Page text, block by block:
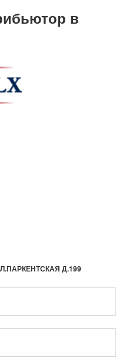
в
Д.199